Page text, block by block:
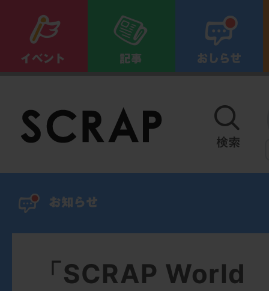
「SCRAP World